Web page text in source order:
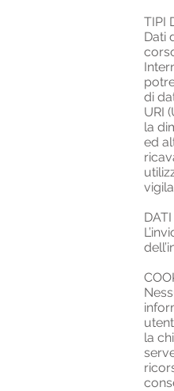
TIPI
Dati
di
URI
la
ed
la